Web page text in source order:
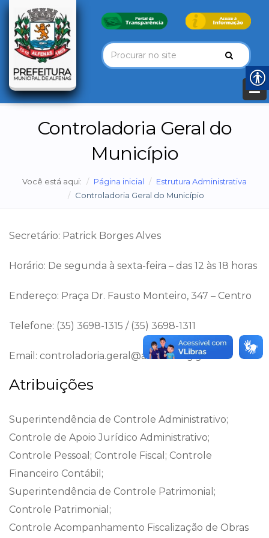
Controladoria Geral do
Município
Você está aqui: Página inicial
Estrutura Administrativa
Controladoria Geral do Município
Secretário: Patrick Borges Alves
Horário: De segunda à sexta-feira – das 12 às 18 horas
Endereço: Praça Dr. Fausto Monteiro, 347 – Centro
Telefone: (35) 3698-1315 / (35) 3698-1311
Email: controladoria.geral@alfenas.mg.gov.br
Atribuições
Superintendência de Controle Administrativo;
Controle de Apoio Jurídico Administrativo;
Controle Pessoal; Controle Fiscal; Controle
Financeiro Contábil;
Superintendência de Controle Patrimonial;
Controle Patrimonial;
Controle Acompanhamento Fiscalização de Obras